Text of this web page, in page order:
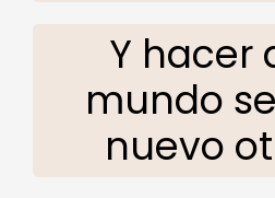
Y hacer
mundo
nuevo